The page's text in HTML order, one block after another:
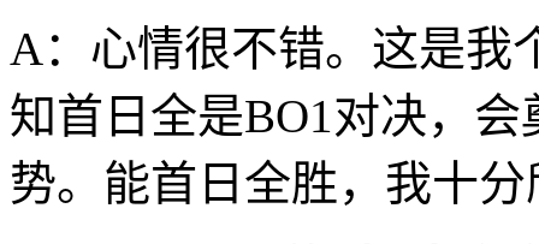
A：心情很不错。这是我
知首日全是BO1对决，
势。能首日全胜，我十分